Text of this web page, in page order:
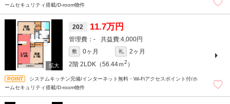
ームセキュリティ搭載/D-room物件
202 11.7万円
- 4,000円
敷 0ヶ月 礼
2ヶ月
2階 2LDK（56.44ｍ2 ）
システムキッチン完備/インターネット無料・Wi-Fiアクセスポイント付/ホ
ームセキュリティ搭載/D-room物件